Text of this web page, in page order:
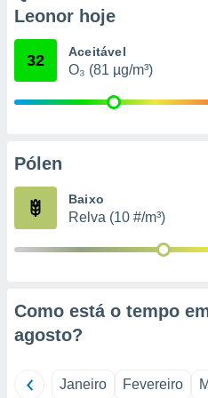
qual se
ou opor-
qualquer
o
num
Leonor hoje
32 Aceitável
O₃ (81 µg/m³)
Pólen
Baixo
Relva (10 #/m³)
Como está o tempo
agosto?
Janeiro Fevereiro